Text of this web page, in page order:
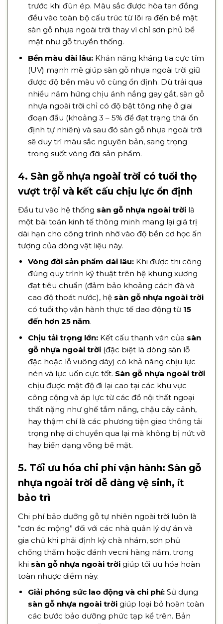
trước khi đùn ép. Màu sắc được hòa tan đồng
đều vào toàn bộ cấu trúc từ lõi ra đến bề mặt
sàn gỗ nhựa ngoài trời thay vì chỉ sơn phủ bề
mặt như gỗ truyền thống.
Bền màu dài lâu:Khản năng kháng tia cực tím
(UV) mạnh mẽ giúp sàn gỗ nhựa ngoài trời giữ
được độ bền màu vô cùng ổn định. Dù trải qua
nhiều năm hứng chịu ánh nắng gay gắt, sàn gỗ
nhựa ngoài trời chỉ có độ bật tông nhẹ ở giai
đoạn đầu (khoảng 3 – 5% để đạt trạng thái ổn
định tự nhiên) và sau đó sàn gỗ nhựa ngoài trời
sẽ duy trì màu sắc nguyên bản, sang trọng
trong suốt vòng đời sản phẩm.
4. Sàn gỗ nhựa ngoài trời có tuổi thọ
vượt trội và kết cấu chịu lực ổn định
Đầu tư vào hệ thống sàn gỗ nhựa ngoài trời là
một bài toán kinh tế thông minh mang lại giá trị
dài hạn cho công trình nhờ vào độ bền cơ học ấn
tượng của dòng vật liệu này.
Vòng đời sản phẩm dài lâu:Khi được thi công
đúng quy trình kỹ thuật trên hệ khung xương
đạt tiêu chuẩn (đảm bảo khoảng cách đà và
cao độ thoát nước), hệ sàn gỗ nhựa ngoài trời
có tuổi thọ vận hành thực tế dao động từ 15
đến hơn 25 năm.
Chịu tải trọng lớn:Kết cấu thanh ván của sàn
gỗ nhựa ngoài trời(đặc biệt là dòng sàn lỗ
đặc hoặc lỗ vuông dày) có khả năng chịu lực
nén và lực uốn cực tốt. Sàn gỗ nhựa ngoài trời
chịu được mật độ đi lại cao tại các khu vực
công cộng và áp lực từ các đồ nội thất ngoại
thất nặng như ghế tắm nắng, chậu cây cảnh,
hay thậm chí là các phương tiện giao thông tải
trọng nhẹ di chuyển qua lại mà không bị nứt vỡ
hay biến dạng võng bề mặt.
5. Tối ưu hóa chi phí vận hành: Sàn gỗ
nhựa ngoài trời dễ dàng vệ sinh, ít
bảo trì
Chi phí bảo dưỡng gỗ tự nhiên ngoài trời luôn là
“cơn ác mộng” đối với các nhà quản lý dự án và
gia chủ khi phải định kỳ chà nhám, sơn phủ
chống thấm hoặc đánh vecni hàng năm, trong
khi sàn gỗ nhựa ngoài trời giúp tối ưu hóa hoàn
toàn nhược điểm này.
Giải phóng sức lao động và chi phí:Sử dụng
sàn gỗ nhựa ngoài trờigiúp loại bỏ hoàn toàn
các bước bảo dưỡng phức tạp kể trên. Bản